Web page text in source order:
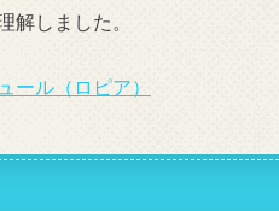
解しました。
ール（ロピア）